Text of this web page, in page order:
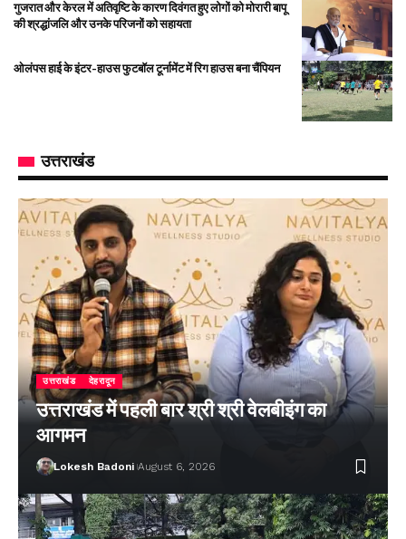
गुजरात और केरल में अतिवृष्टि के कारण दिवंगत हुए लोगों को मोरारी बापू
की श्रद्धांजलि और उनके परिजनों को सहायता
ओलंपस हाई के इंटर-हाउस फुटबॉल टूर्नामेंट में रिग हाउस बना चैंपियन
उत्तराखंड
उत्तराखंड देहरादून
उत्तराखंड में पहली बार श्री श्री वेलबीइंग का
आगमन
Lokesh Badoni August 6, 2026